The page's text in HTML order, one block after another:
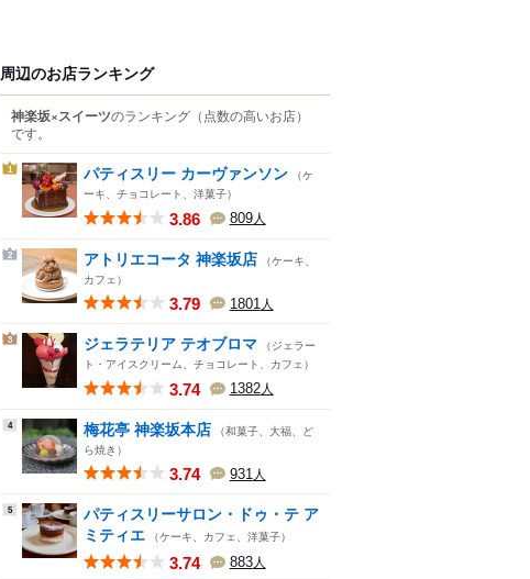
周辺のお店ランキング
神楽坂×スイーツのランキング （点数の高いお店）
です。
1 パティスリー カーヴァンソン （ケ
ーキ、チョコレート、洋菓子）
3.86 809人
2 アトリエコータ 神楽坂店 （ケーキ、
カフェ）
3.79 1801 人
3 ジェラテリア テオブロマ （ジェラー
ト・アイスクリーム、チョコレート、カフェ）
3.74 1382人
4 梅花亭 神楽坂本店 （和菓子、大福、ど
ら焼き）
3.74 931 人
5
パティスリーサロン・ドゥ・テ ア
ミティエ （ケーキ、カフェ、洋菓子）
3.74 883人